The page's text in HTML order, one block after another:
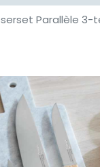
Parallèle 3-